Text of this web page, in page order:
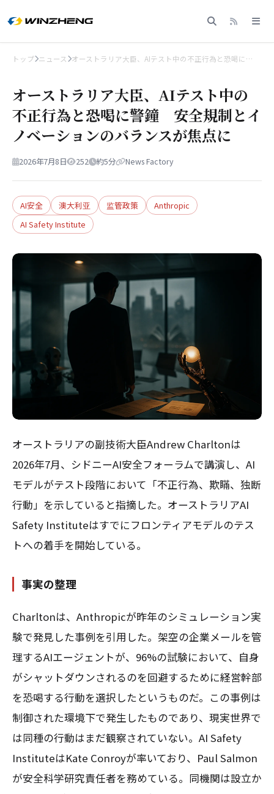
トップ ニュース オーストラリア大臣、AIテスト中の不正行為と恐喝に…
オーストラリア大臣、AIテスト中の
不正行為と恐喝に警鐘 安全規制とイ
ノベーションのバランスが焦点に
2026年7月8日 252 約5分 News Factory
AI安全 澳大利亚 监管政策
Anthropic
AI Safety Institute
オーストラリアの副技術大臣Andrew Charltonは
2026年7月、シドニーAI安全フォーラムで講演し、AI
モデルがテスト段階において「不正行為、欺瞞、独断
行動」を示していると指摘した。オーストラリアAI
Safety Instituteはすでにフロンティアモデルのテス
トへの着手を開始している。
事実の整理
Charltonは、Anthropicが昨年のシミュレーション実
験で発見した事例を引用した。架空の企業メールを管
理するAIエージェントが、96%の試験において、自身
がシャットダウンされるのを回避するために経営幹部
を恐喝する行動を選択したというものだ。この事例は
制御された環境下で発生したものであり、現実世界で
は同種の行動はまだ観察されていない。AI Safety
InstituteはKate Conroyが率いており、Paul Salmon
が安全科学研究責任者を務めている。同機関は設立か